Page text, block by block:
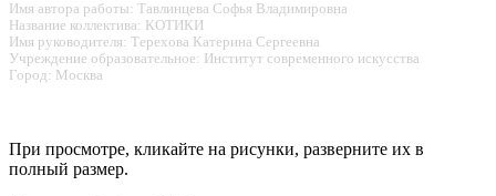
Имя автора работы: Тавлинцева Софья Владимировна
Название коллектива: КОТИКИ
Имя руководителя: Терехова Катерина Сергеевна
Учреждение образовательное: Институт современного искусства
Город: Москва
При просмотре, кликайте на рисунки, разверните их в
полный размер.